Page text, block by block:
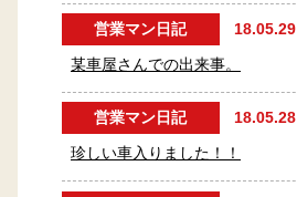
営業マン日記 18.05.29
某車屋さんでの出来事。
営業マン日記 18.05.28
珍しい車入りました！！